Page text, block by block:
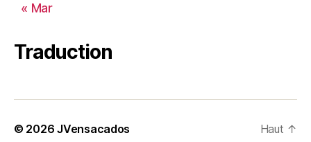
« Mar
Traduction
© 2026JVensacados Haut ↑